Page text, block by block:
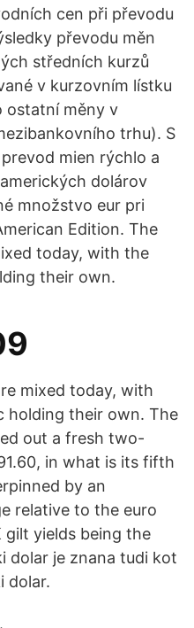
cen při převodu
převodu měn
středních kurzů
v kurzovním lístku
ostatní měny v
trhu). S
mien rýchlo a
dolárov
množstvo eur pri
Edition. The
today, with the
their own.
mixed today, with
holding their own. The
out a fresh two-
in what is its fifth
by an
relative to the euro
yields being the
dolar je znana tudi kot
dolar.